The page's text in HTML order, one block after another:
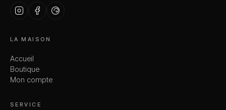
LA MAISON
Accueil
Boutique
Mon compte
SERVICE